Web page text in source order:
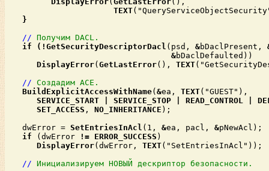
TEXT
}
// Получим DACL.
if
(! GetSecurityDescriptorDacl (psd, &bDaclPresent,
&bDaclDefaulted))
DisplayError( GetLastError(), TEXT
// Создадим ACE.
BuildExplicitAccessWithName( &ea, TEXT("GUEST"),
SERVICE_START
SERVICE_STOP READ_CONTROL
SET_ACCESS , NO_INHERITANCE );
   dwError =
SetEntriesInAcl (1, &ea, pacl, &pNewAcl);
if (dwError != ERROR_SUCCESS )
DisplayError(dwError, TEXT("SetEntriesInAcl"));
// Инициализируем НОВЫЙ дескриптор безопасности.